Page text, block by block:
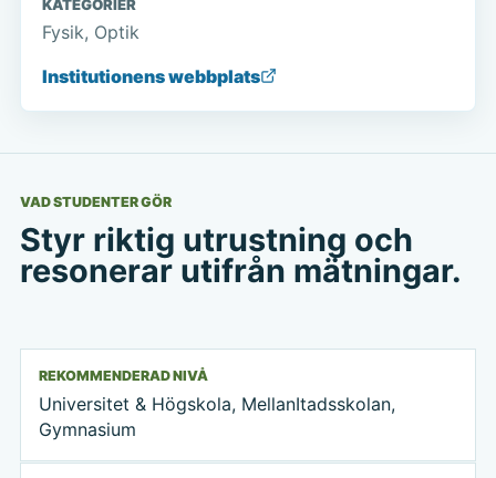
KATEGORIER
Fysik, Optik
Institutionens webbplats
VAD STUDENTER GÖR
Styr riktig utrustning och
resonerar utifrån mätningar.
REKOMMENDERAD NIVÅ
Universitet & Högskola, MellanItadsskolan,
Gymnasium